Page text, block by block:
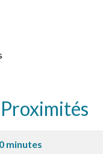
Proximités
minutes